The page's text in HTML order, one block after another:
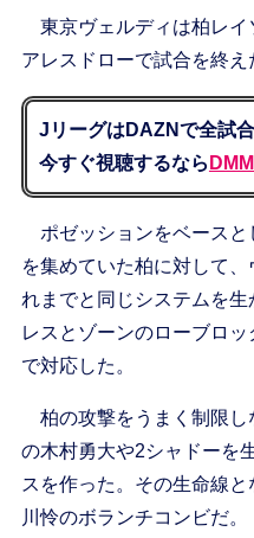
東京ヴェルディは柏レイ
アレスドローで試合を終え
JリーグはDAZNで全試合
今すぐ視聴するなら
ポゼッションをベースと
を集めていた柏に対して
れまでと同じシステムを
レスとゾーンのローブロ
で対応した。
柏の攻撃をうまく制限し
の木村勇大や2シャドーを
スを作った。その生命線
川怜のボランチコンビだ。